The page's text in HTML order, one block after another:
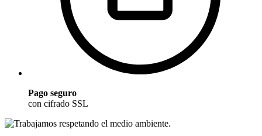
Pago seguro
con cifrado SSL